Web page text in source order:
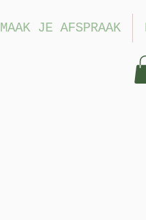
MAAK JE AFSPRAAK